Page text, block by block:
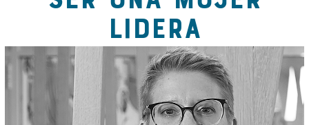
LIDERA